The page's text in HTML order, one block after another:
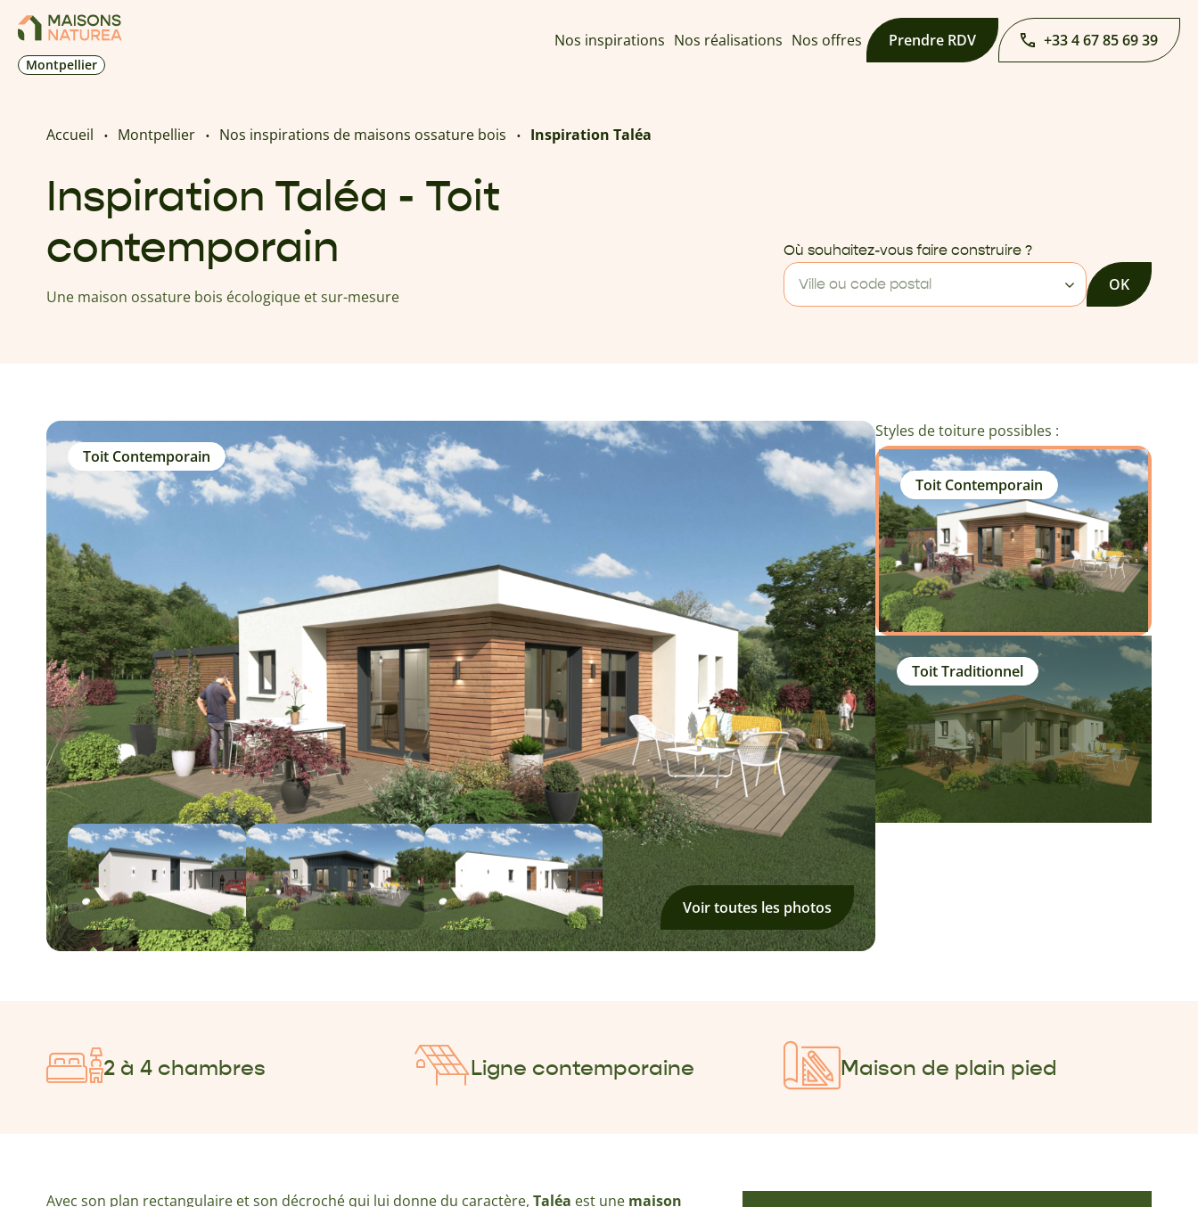
Montpellier
Nos inspirations Nos réalisations Nos offres Prendre RDV +33 4 67 85 69 39
Accueil Montpellier Nos inspirations de maisons ossature bois Inspiration Taléa
Inspiration Taléa - Toit
contemporain
Une maison ossature bois écologique et sur-mesure
Où souhaitez-vous faire construire ?
Ville ou code postal
OK
Toit Contemporain
Voir toutes les photos
Styles de toiture possibles :
Toit Contemporain
Toit Traditionnel
2 à 4 chambres Ligne contemporaine Maison de plain pied
Avec son plan rectangulaire et son décroché qui lui donne du caractère, Taléa est une maison